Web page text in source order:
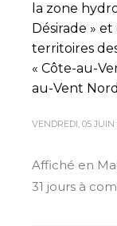
la zone
Désirade »
territoires
« Côte-au-
au-Vent
VENDREDI, 05 JUIN
Affiché en
31 jours à